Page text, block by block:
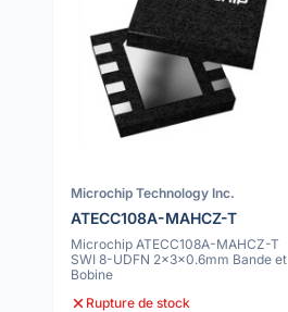
Microchip Technology Inc.
ATECC108A-MAHCZ-T
Microchip ATECC108A-MAHCZ-T
SWI 8-UDFN 2x3x0.6mm Bande et
Bobine
Rupture de stock